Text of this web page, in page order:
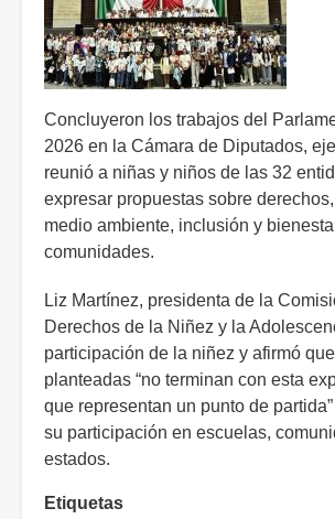
2027
Concluyeron los trabajos del
2026 en la Cámara de Diputados,
reunió a niñas y niños de las 32
expresar propuestas sobre
medio ambiente, inclusión y
comunidades.
Liz Martínez, presidenta de la
Derechos de la Niñez y la
participación de la niñez y afirmó
planteadas “no terminan con esta
que representan un punto de
su participación en escuelas,
estados.
Etiquetas